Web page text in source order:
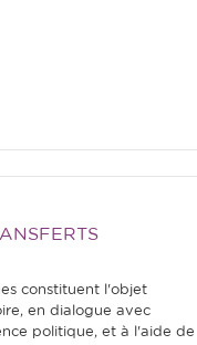
constituent l'objet
en dialogue avec
politique, et à l'aide de